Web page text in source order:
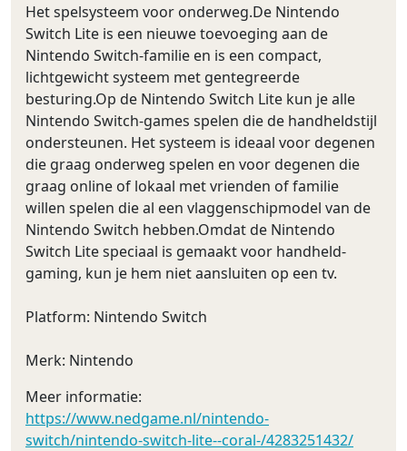
Het spelsysteem voor onderweg.De Nintendo
Switch Lite is een nieuwe toevoeging aan de
Nintendo Switch-familie en is een compact,
lichtgewicht systeem met gentegreerde
besturing.Op de Nintendo Switch Lite kun je alle
Nintendo Switch-games spelen die de handheldstijl
ondersteunen. Het systeem is ideaal voor degenen
die graag onderweg spelen en voor degenen die
graag online of lokaal met vrienden of familie
willen spelen die al een vlaggenschipmodel van de
Nintendo Switch hebben.Omdat de Nintendo
Switch Lite speciaal is gemaakt voor handheld-
gaming, kun je hem niet aansluiten op een tv.
Platform: Nintendo Switch
Merk: Nintendo
Meer informatie:
https://www.nedgame.nl/nintendo-
switch/nintendo-switch-lite--coral-/4283251432/